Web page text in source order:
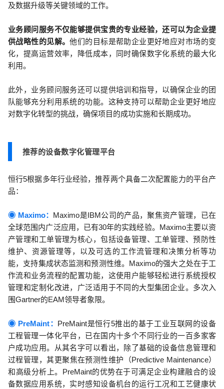
及数据升级等关键领域的工作。
业务顾问服务不仅能够提供宝贵的专业经验，还可以为企业提
供战略性的见解。他们的目标是帮助企业更好地应对市场的变
化，提高运营效率，降低成本，同时确保数字化系统的最大化
利用。
此外，业务顾问服务还可以提供培训和指导，以确保企业的团
队能够充分利用系统的功能。这种支持可以帮助企业更好地应
对数字化转型的挑战，确保项目的成功实施和长期成功。
推荐的设备数字化管理平台
恒行5根据多年行业经验，推荐两个具备二次配置能力的平台产
品：
◉ Maximo： Maximo是IBM公司的产品，聚焦资产管理，已在
全球范围内广泛应用，已有30年的实践经验。Maximo主要以资
产管理和工单管理为核心，包括设备管理、工单管理、预防性
维护、资源管理等，以及可选的工作流管理和决策分析等功
能，支持集成状态监测和预测性维。Maximo的强大之处在于工
作流和业务流程的配置功能，这使用户能够轻松进行系统授权
管理和定制化改进，广泛适用于不同的大型集团企业。多次入
围Gartner的EAM领导者象限。
◉ PreMaint： PreMaint是恒行5推出的基于工业互联网的设备
工程管理一体化平台，已在国内十多个不同行业的一百多家客
户成功应用。从其名字可以看出，除了基础的设备信息管理和
过程管理，其更聚焦在预测性维护（Predictive Maintenance）
和高级分析上。PreMaint的优势在于可满足企业构建融合的设
备数据应用系统，实时感知设备机台的运行工况和工艺健康状